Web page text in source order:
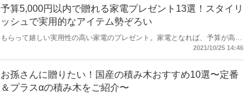
選びやすいので、男の子にも女の子にもぴったりな靴下を見つけてください
予算5,000円以内で贈れる家電プレゼント13選！スタイリ
ッシュで実用的なアイテム勢ぞろい
もらって嬉しい実用性の高い家電のプレゼント。家電となれば、予算が高額
になってしまうのでは？と不安に思っている人におすすめの5,000円以内で
慮して、相手を笑顔にさせるとっておきの商品を選んでくださいね！
2021/10/25 14:46
お孫さんに贈りたい！国産の積み木おすすめ10選〜定番
＆プラスαの積み木をご紹介〜